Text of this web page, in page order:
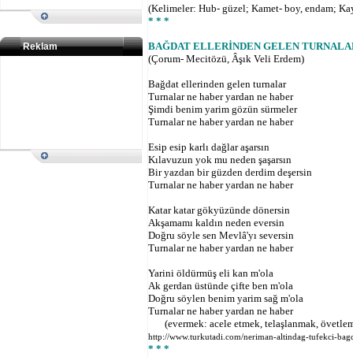
(Kelimeler: Hub- güzel; Kamet- boy, endam;
* * *
BAĞDAT ELLERİNDEN GELEN
(Çorum- Mecitözü, Âşık Veli Erdem)
Bağdat ellerinden gelen turnalar
Turnalar ne haber yardan ne haber
Şimdi benim yarim gözün sürmeler
Turnalar ne haber yardan ne haber
Esip esip karlı dağlar aşarsın
Kılavuzun yok mu neden şaşarsın
Bir yazdan bir güzden derdim deşersin
Turnalar ne haber yardan ne haber
Katar katar gökyüzünde dönersin
Akşamamı kaldın neden eversin
Doğru söyle sen Mevlâ'yı seversin
Turnalar ne haber yardan ne haber
Yarini öldürmüş eli kan m'ola
Ak gerdan üstünde çifte ben m'ola
Doğru söylen benim yarim sağ m'ola
Turnalar ne haber yardan ne haber
(evermek: acele etmek, telaşlanmak,
http://www.turkutadi.com/neriman-altindag-tufekci-
* * *
Reklam